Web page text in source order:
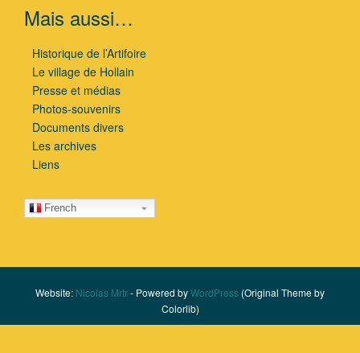
Mais aussi…
Historique de l’Artifoire
Le village de Hollain
Presse et médias
Photos-souvenirs
Documents divers
Les archives
Liens
French
Website: Nicolas Mrtr- Powered byWordPress (Original Theme by
Colorlib)